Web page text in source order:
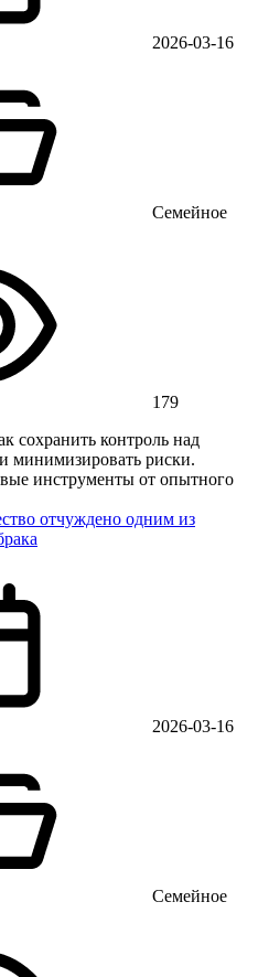
2026-03-16
Семейное
179
сохранить контроль над
минимизировать риски.
инструменты от опытного
отчуждено одним из
2026-03-16
Семейное